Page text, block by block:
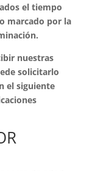
el tiempo
marcado por la
nuestras
solicitarlo
el siguiente